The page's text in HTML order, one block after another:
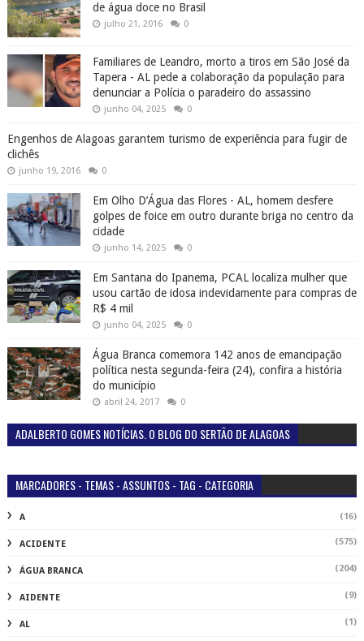
de água doce no Brasil
julho 21, 2016 0
Familiares de Leandro, morto a tiros em São José da
Tapera - AL pede a colaboração da população para
denunciar a Polícia o paradeiro do assassino
junho 04, 2025 0
Engenhos de Alagoas garantem turismo de experiência para fugir de
clichês
junho 19, 2016 0
Em Olho D’Água das Flores - AL, homem desfere
golpes de foice em outro durante briga no centro da
cidade
junho 14, 2025 0
Em Santana do Ipanema, PCAL localiza mulher que
usou cartão de idosa indevidamente para compras de
R$ 4 mil
junho 04, 2025 0
Água Branca comemora 142 anos de emancipação
política nesta segunda-feira (24), confira a história
do município
abril 24, 2017 0
ADALBERTO GOMES NOTÍCIAS. O BLOG DO SERTÃO DE ALAGOAS
MARCADORES - TEMAS - ASSUNTOS - TAG - CATEGORIA
A (16)
ACIDENTE (575)
ÁGUA BRANCA (204)
AIDENTE (9)
AL (1)